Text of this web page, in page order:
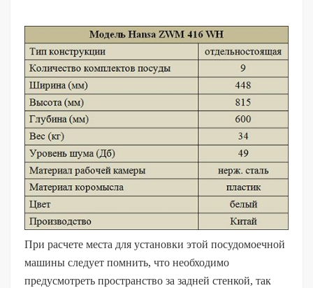
При расчете места для установки этой посудомоечной
машины следует помнить, что необходимо
предусмотреть пространство за задней стенкой, так